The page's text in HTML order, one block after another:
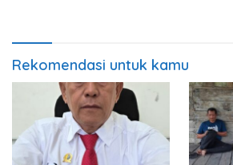
Rekomendasi untuk kamu